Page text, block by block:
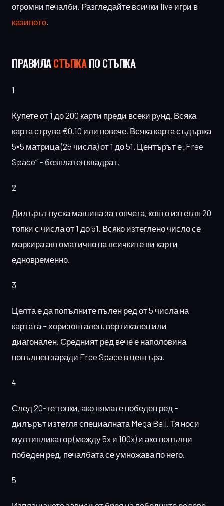
огромни печалби. Разгледайте всички live игри в
казиното
ПРАВИЛАСТЪПКАПО СТЪПКА
1
Купете от 1 до 200 карти преди всеки рунд. Всяка
карта струва €0.10 или повече. Всяка карта съдържа
5×5 матрица (25 числа) от 1 до 51. Центърът е „Free
Space“ – безплатен квадрат.
2
Дилърът пуска машина за топчета, която изтегля 20
топки с числа от 1 до 51. Всяко изтеглено число се
маркира автоматично на всичките ви карти
едновременно.
3
Целта е да попълните пълен ред от 5 числа на
картата – хоризонтален, вертикален или
диагонален. Средният ред вече е наполовина
попълнен заради Free Space в центъра.
4
След 20-те топки, ако нямате победен ред –
дилърът изтегля специалната Mega Ball. Тя носи
мултипликатор (между 5x и 100x) и ако попълни
победен ред, печалбата се умножава по него.
5